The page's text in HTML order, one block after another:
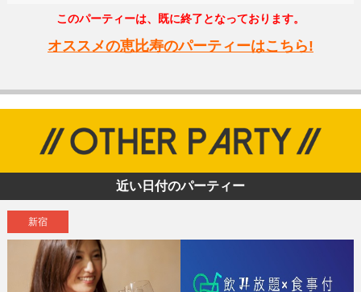
このパーティーは、既に終了となっております。
オススメの恵比寿のパーティーはこちら!
近い日付のパーティー
新宿